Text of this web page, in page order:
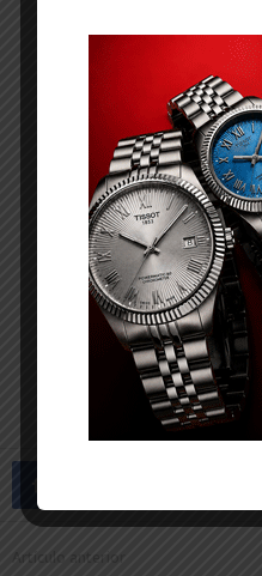
--
Artículo anterior